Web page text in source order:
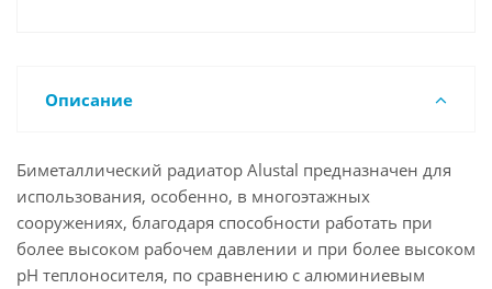
Описание
Биметаллический радиатор Alustal предназначен для
использования, особенно, в многоэтажных
сооружениях, благодаря способности работать при
более высоком рабочем давлении и при более высоком
pH теплоносителя, по сравнению с алюминиевым